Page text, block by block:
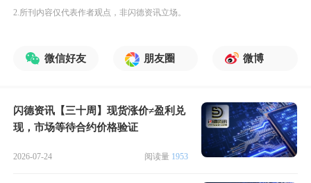
2.所刊内容仅代表作者观点，非闪德资讯立场。
微信好友 朋友圈 微博
闪德资讯【三十周】现货涨价≠盈利兑
现，市场等待合约价格验证
2026-07-24 阅读量 1953